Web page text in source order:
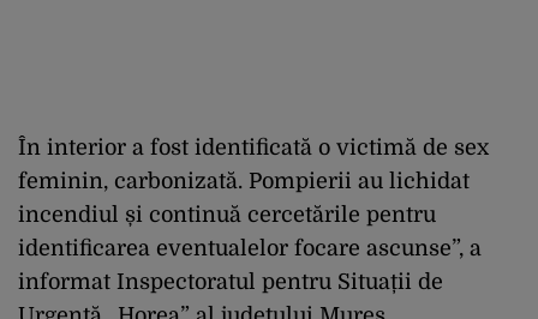
În interior a fost identificată o victimă de sex
feminin, carbonizată. Pompierii au lichidat
incendiul și continuă cercetările pentru
identificarea eventualelor focare ascunse”, a
informat Inspectoratul pentru Situații de